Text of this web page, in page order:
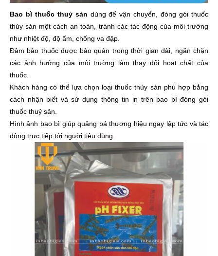
Bao bì thuốc thuỷ sản dùng để vận chuyển, đóng gói thuốc
thủy sản một cách an toàn, tránh các tác động của môi trường
như nhiệt độ, độ ẩm, chống va đập.
Đảm bảo thuốc được bảo quản trong thời gian dài, ngăn chặn
các ảnh hưởng của môi trường làm thay đổi hoạt chất của
thuốc.
Khách hàng có thể lựa chọn loại thuốc thủy sản phù hợp bằng
cách nhận biết và sử dụng thông tin in trên bao bì đóng gói
thuốc thuỷ sản.
Hình ảnh bao bì giúp quảng bá thương hiệu ngay lập tức và tác
động trực tiếp tới người tiêu dùng.